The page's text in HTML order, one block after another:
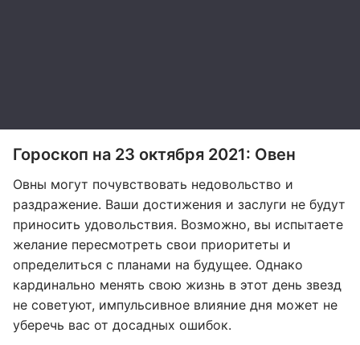
Гороскоп на 23 октября 2021: Овен
Овны могут почувствовать недовольство и
раздражение. Ваши достижения и заслуги не будут
приносить удовольствия. Возможно, вы испытаете
желание пересмотреть свои приоритеты и
определиться с планами на будущее. Однако
кардинально менять свою жизнь в этот день звезд
не советуют, импульсивное влияние дня может не
уберечь вас от досадных ошибок.